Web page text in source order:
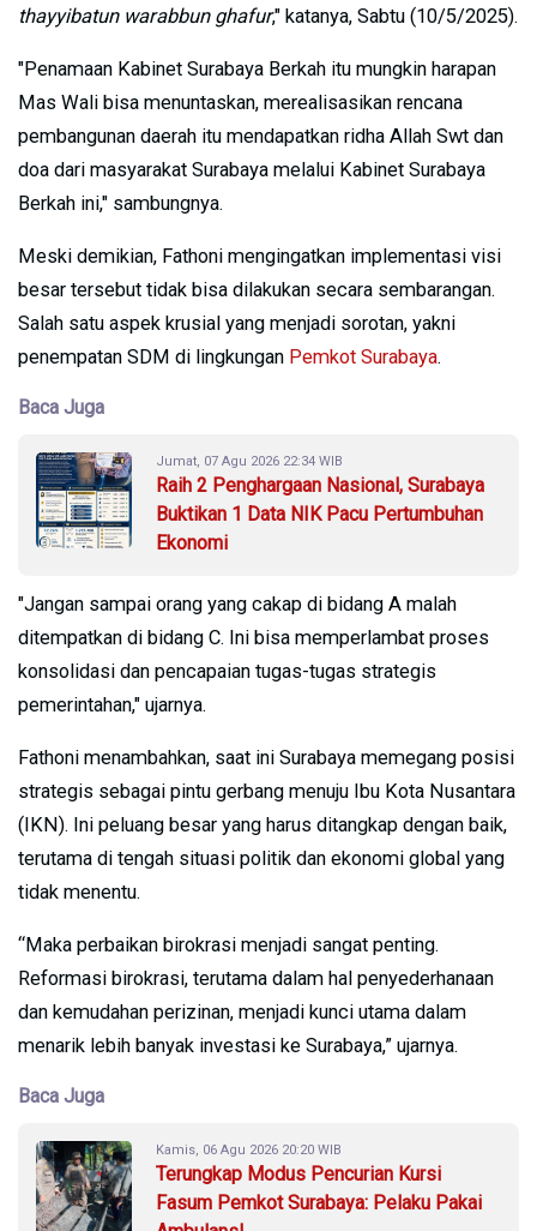
thayyibatun warabbun ghafur," katanya, Sabtu (10/5/2025).
"Penamaan Kabinet Surabaya Berkah itu mungkin harapan
Mas Wali bisa menuntaskan, merealisasikan rencana
pembangunan daerah itu mendapatkan ridha Allah Swt dan
doa dari masyarakat Surabaya melalui Kabinet Surabaya
Berkah ini," sambungnya.
Meski demikian, Fathoni mengingatkan implementasi visi
besar tersebut tidak bisa dilakukan secara sembarangan.
Salah satu aspek krusial yang menjadi sorotan, yakni
penempatan SDM di lingkungan Pemkot Surabaya.
Baca Juga
Jumat, 07 Agu 2026 22:34 WIB
Raih 2 Penghargaan Nasional, Surabaya
Buktikan 1 Data NIK Pacu Pertumbuhan
Ekonomi
"Jangan sampai orang yang cakap di bidang A malah
ditempatkan di bidang C. Ini bisa memperlambat proses
konsolidasi dan pencapaian tugas-tugas strategis
pemerintahan," ujarnya.
Fathoni menambahkan, saat ini Surabaya memegang posisi
strategis sebagai pintu gerbang menuju Ibu Kota Nusantara
(IKN). Ini peluang besar yang harus ditangkap dengan baik,
terutama di tengah situasi politik dan ekonomi global yang
tidak menentu.
“Maka perbaikan birokrasi menjadi sangat penting.
Reformasi birokrasi, terutama dalam hal penyederhanaan
dan kemudahan perizinan, menjadi kunci utama dalam
menarik lebih banyak investasi ke Surabaya,” ujarnya.
Baca Juga
Kamis, 06 Agu 2026 20:20 WIB
Terungkap Modus Pencurian Kursi
Fasum Pemkot Surabaya: Pelaku Pakai